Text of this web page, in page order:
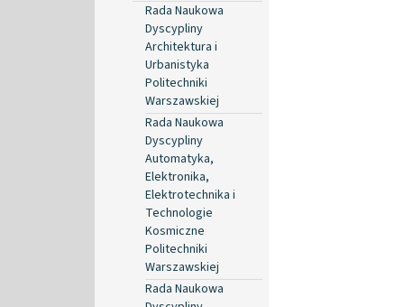
Rada Naukowa
Dyscypliny
Architektura i
Urbanistyka
Politechniki
Warszawskiej
Rada Naukowa
Dyscypliny
Automatyka,
Elektronika,
Elektrotechnika i
Technologie
Kosmiczne
Politechniki
Warszawskiej
Rada Naukowa